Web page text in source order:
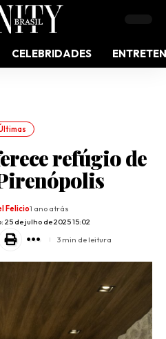
CELEBRIDADES
refúgio de
de julho de 2025 15:02
Felicio1 ano atrás
3 min de leitura